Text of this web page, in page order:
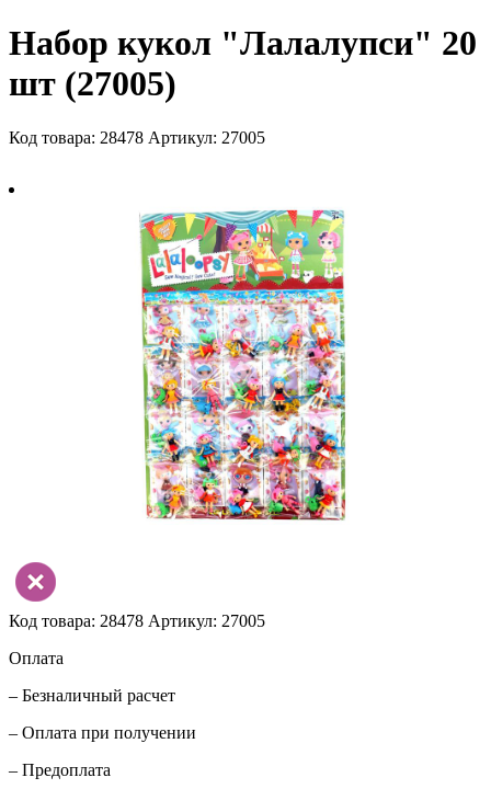
Набор кукол "Лалалупси" 20
шт (27005)
Код товара: 28478 Артикул: 27005
Код товара: 28478 Артикул: 27005
Оплата
– Безналичный расчет
– Оплата при получении
– Предоплата